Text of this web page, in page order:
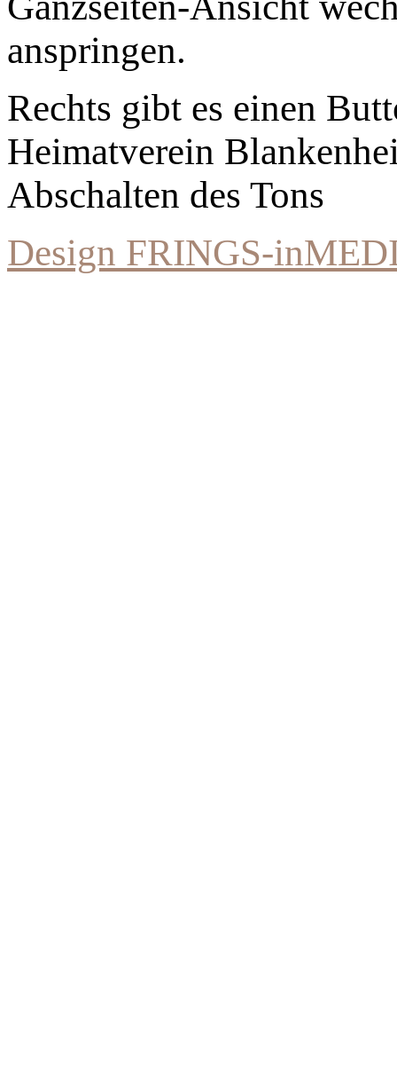
anspringen.
Rechts gibt es einen
Heimatverein
Abschalten des Tons
Design FRINGS-